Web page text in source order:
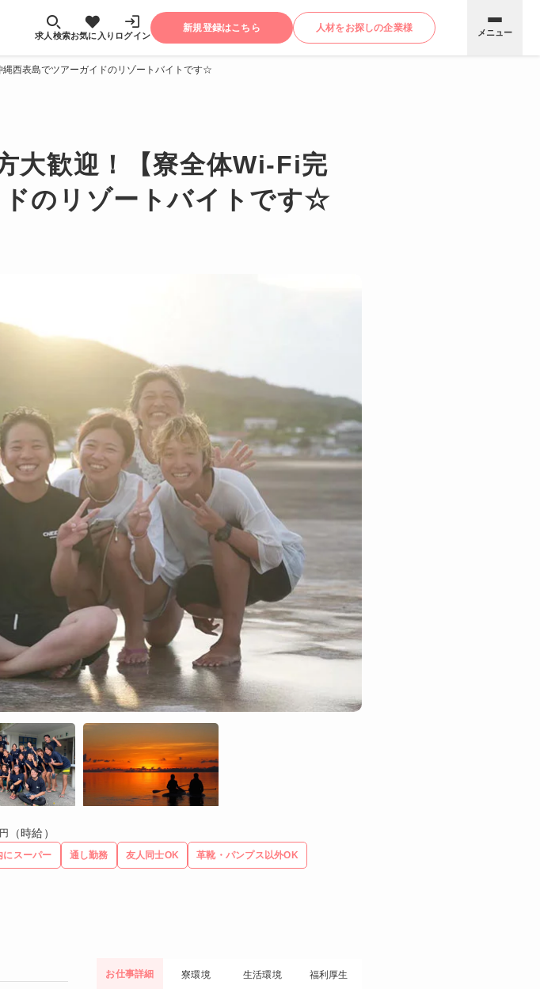
求人検索お気に入り ログイン
新規登録はこちら 人材をお探しの企業様 メニュー
縄西表島でツアーガイドのリゾートバイトです☆
大歓迎！【寮全体Wi-Fi完
のリゾートバイトです☆
（時給）
にスーパー 通し勤務 友人同士OK 革靴・パンプス以外OK
お仕事詳細 寮環境 生活環境 福利厚生